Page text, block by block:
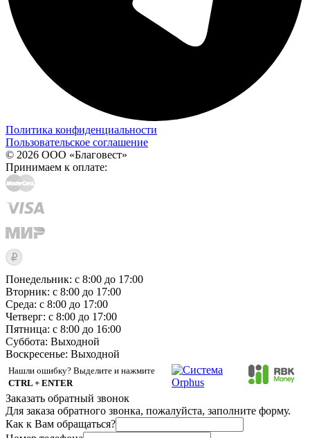
Политика конфиденциальности
Пользовательское соглашение
© 2026 ООО «Благовест»
Принимаем к оплате:
Понедельник: с 8:00 до 17:00
Вторник: с 8:00 до 17:00
Среда: с 8:00 до 17:00
Четверг: с 8:00 до 17:00
Пятница: с 8:00 до 16:00
Суббота: Выходной
Воскресенье: Выходной
Нашли ошибку? Выделите и нажмите
CTRL + ENTER
Заказать обратный звонок
Для заказа обратного звонка, пожалуйста, заполните форму.
Как к Вам обращаться?